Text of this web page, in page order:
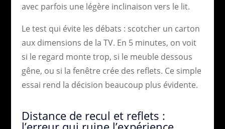
avec parfois une légère inclinaison vers le lit.
Le test qui évite les débats : scotcher un carton
aux dimensions de la TV. En 5 minutes, on voit
si le regard monte trop, si le meuble dessous
gêne, ou si la fenêtre crée des reflets. Ce simple
essai rend la décision beaucoup plus évidente.
Distance de recul et reflets :